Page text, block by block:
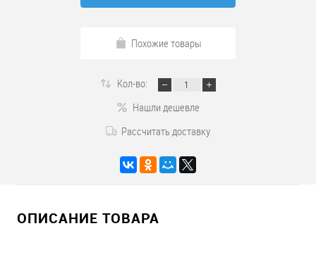
Похожие товары
Кол-во:
Нашли дешевле
Рассчитать доставку
ОПИСАНИЕ ТОВАРА